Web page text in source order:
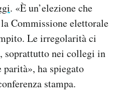
. «È un’elezione che
Commissione elettorale
Le irregolarità ci
soprattutto nei collegi in
parità», ha spiegato
stampa.